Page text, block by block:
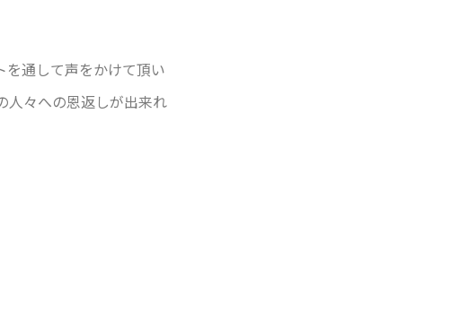
を通して声をかけて頂い
人々への恩返しが出来れ